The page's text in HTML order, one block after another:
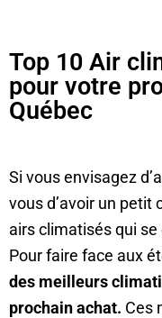
Top 10 Air
pour votre
Québec
Si vous envisagez
vous d’avoir un petit
airs climatisés qui
Pour faire face aux
des meilleurs
prochain achat. Ces